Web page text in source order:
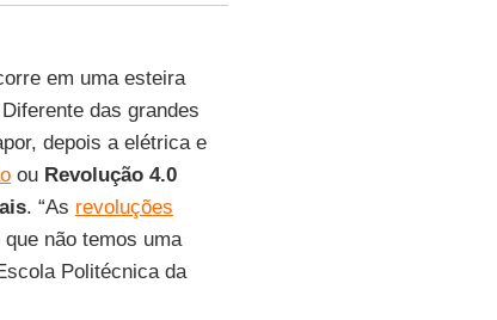
em uma esteira
das grandes
depois a elétrica e
ou Revolução 4.0
. “As revoluções
não temos uma
Politécnica da